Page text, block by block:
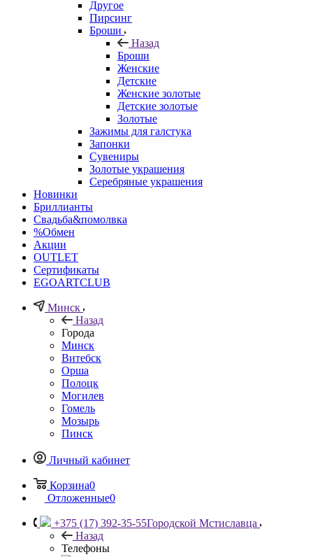
Другое
Пирсинг
Броши
Назад
Броши
Женские
Детские
Женские золотые
Детские золотые
Золотые
Зажимы для галстука
Запонки
Сувениры
Золотые украшения
Серебряные украшения
Новинки
Бриллианты
Свадьба&помолвка
%Обмен
Акции
OUTLET
Сертификаты
EGOARTCLUB
Минск
Назад
Города
Минск
Витебск
Орша
Полоцк
Могилев
Гомель
Мозырь
Пинск
Личный кабинет
Корзина0
Отложенные0
+375 (17) 392-35-55Городской Мстиславца
Назад
Телефоны